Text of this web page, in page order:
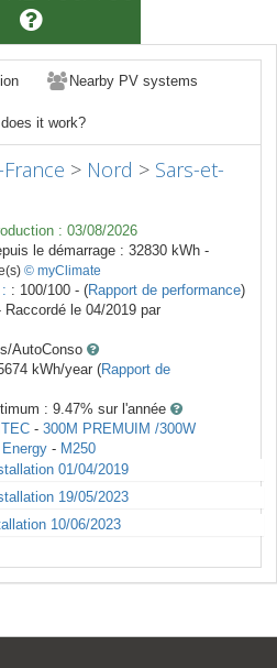
Nearby PV systems
does it work?
> Nord > Sars-et-
: 03/08/2026
le démarrage : 32830 kWh -
© myClimate
: 100/100 - (Rapport de performance)
Raccordé le 04/2019 par
AutoConso
kWh/year (Rapport de
: 9.47% sur l'année
- 300M PREMUIM /300W
- M250
01/04/2019
19/05/2023
10/06/2023